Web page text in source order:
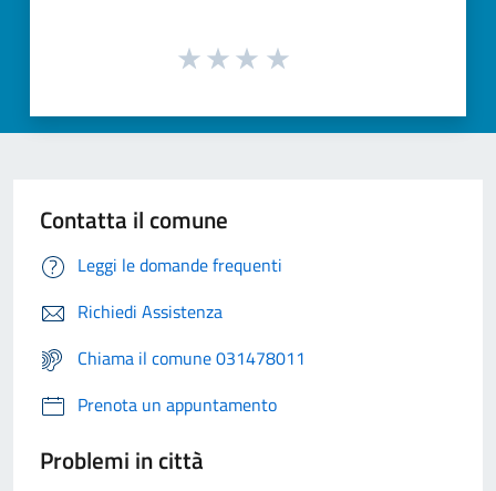
Contatta il comune
Leggi le domande frequenti
Richiedi Assistenza
Chiama il comune 031478011
Prenota un appuntamento
Problemi in città